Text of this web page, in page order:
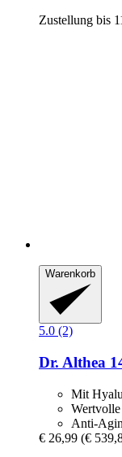
Zustellung bis
Warenkorb
5.0 (2)
Dr. Althea
Mit
Anti-
€ 26,99 (€